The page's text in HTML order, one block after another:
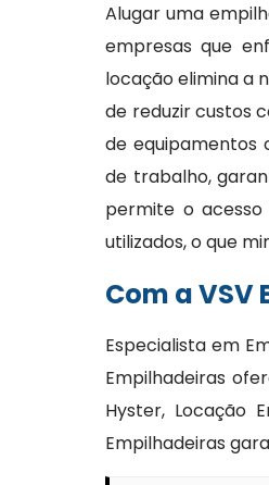
Alugar uma
empresas que
locação elimina a
de reduzir custos
de equipamentos
de trabalho,
permite o
utilizados, o que
Com a VSV
Especialista em
Empilhadeiras
Hyster, Locação
Empilhadeiras